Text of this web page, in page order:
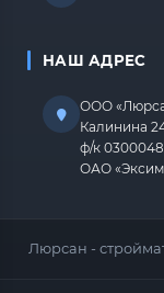
НАШ АДРЕС
ООО
Калинина
ф/к
ОАО
Люрсан -